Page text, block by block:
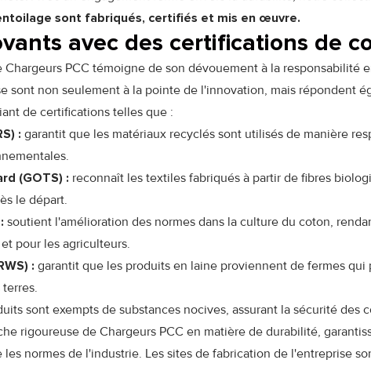
sont fabriqués, certifiés et mis en œuvre.
avec des certifications de
PCC témoigne de son dévouement à la responsabilité
sont non seulement à la pointe de l'innovation, mais répondent
de certifications telles que :
: garantit que les matériaux recyclés sont utilisés de manière
(GOTS) : reconnaît les textiles fabriqués à partir de fibres
le départ.
soutient l'amélioration des normes dans la culture du coton,
pour les agriculteurs.
: garantit que les produits en laine proviennent de fermes
sont exempts de substances nocives, assurant la sécurité des
rigoureuse de Chargeurs PCC en matière de durabilité,
normes de l'industrie. Les sites de fabrication de l'entreprise